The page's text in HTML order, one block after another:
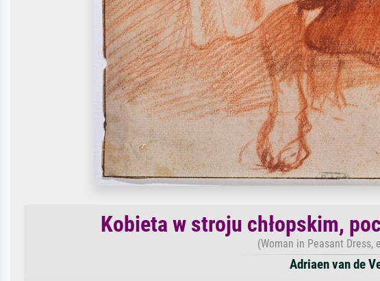
Kobieta w stroju chłopskim,
(Woman in Peasant Dress,
Adriaen van de